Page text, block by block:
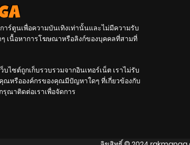
าร์ตูนเพื่อความบันเทิงเท่านั้นและไม่มีความรับ
เนื้อหาการโฆษณาหรือลิงก์ของบุคคลที่สามที่
ไซต์ถูกเก็บรวบรวมจากอินเทอร์เน็ต เราไม่รับ
ณหรือองค์กรของคุณมีปัญหาใดๆ ที่เกี่ยวข้องกับ
ณาติดต่อเราเพื่อจัดการ